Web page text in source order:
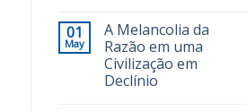
01
May
A Melancolia da
Razão em uma
Civilização em
Declínio